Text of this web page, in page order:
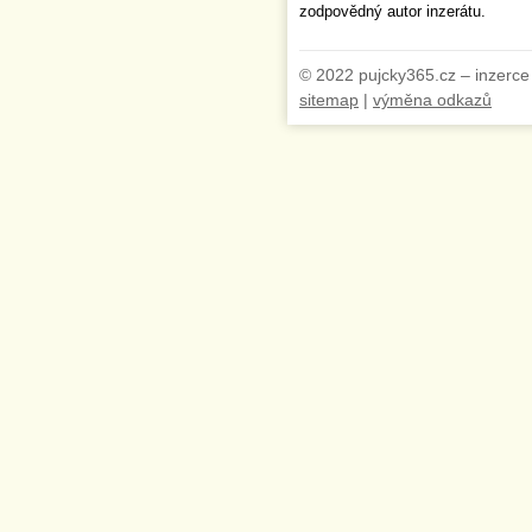
zodpovědný autor inzerátu.
© 2022 pujcky365.cz –
sitemap | výměna odkazů